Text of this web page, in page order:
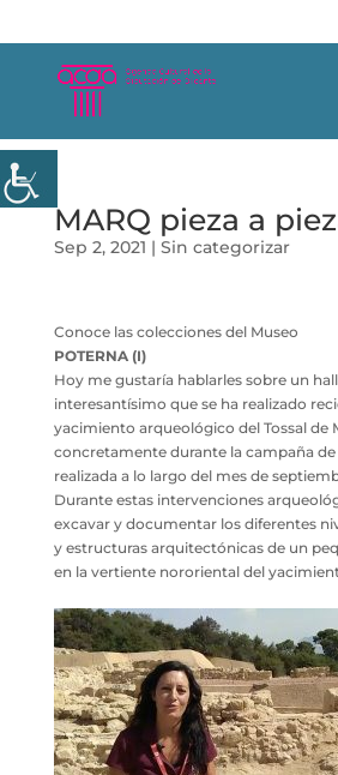
MARQ pieza a
Sep 2, 2021 | Sin categorizar
Conoce las colecciones del Museo
POTERNA (I)
Hoy me gustaría hablarles sobre un
interesantísimo que se ha realizado
yacimiento arqueológico del Tossal de
concretamente durante la campaña de
realizada a lo largo del mes de
Durante estas intervenciones
excavar y documentar los diferentes
y estructuras arquitectónicas de un
en la vertiente nororiental del